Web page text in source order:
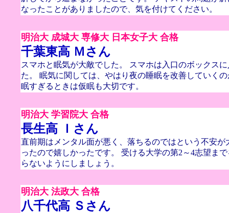
なったことがありましたので、気を付けてください。
明治大 成城大 専修大 日本女子大 合格
千葉東高 Ｍさん
スマホと眠気が大敵でした。 スマホは入口のボックス
た。 眠気に関しては、やはり夜の睡眠を改善していく
眠すぎるときは仮眠も大切です。
明治大 学習院大 合格
長生高 Ｉさん
直前期はメンタル面が悪く、落ちるのではという不安が
ったので嬉しかったです。 受ける大学の第2～4志望ま
らないようにしましょう。
明治大 法政大 合格
八千代高 Ｓさん